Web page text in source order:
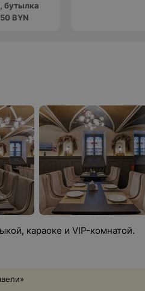
бутылка
BYN
караоке и VIP-комнатой.